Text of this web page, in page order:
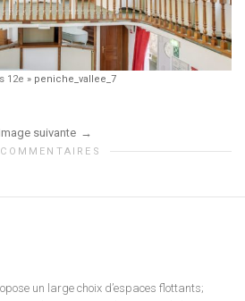
12e » peniche_vallee_7
suivante
un large choix d’espaces flottants;